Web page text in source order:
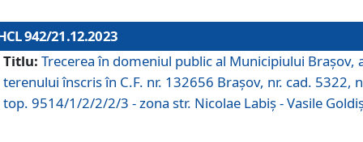
942/21.12.2023
Titlu: Trecerea în domeniul public al Municipiului Braşov,
terenului înscris în C.F. nr. 132656 Brașov, nr. cad. 5322,
top. 9514/1/2/2/2/3 - zona str. Nicolae Labiș - Vasile